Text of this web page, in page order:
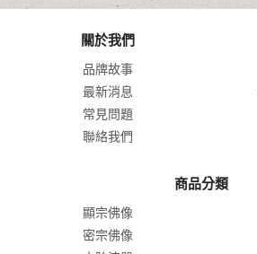
關於我們
品牌故事
最新消息
常見問題
聯絡我們
商品分類
顯宗佛像
密宗佛像